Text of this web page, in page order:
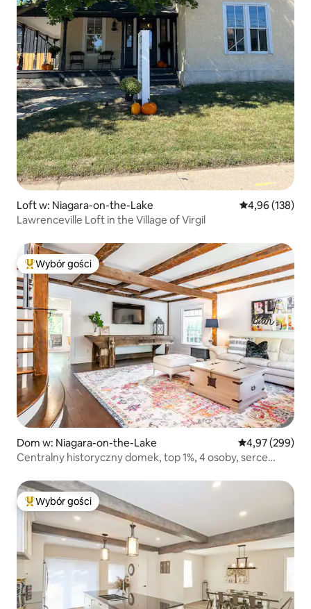
Loft w: Niagara-on-the-Lake Średnia
4,96 (138)
Lawrenceville Loft in the Village of Virgil
Najpopularniejsze z kategorii Wybór gości
Wybór gości
Dom w: Niagara-on-the-Lake Średnia
4,97 (299)
Centralny historyczny domek, top 1%, 4 osoby, serce
Najpopularniejsze z kategorii Wybór gości
Wybór gości